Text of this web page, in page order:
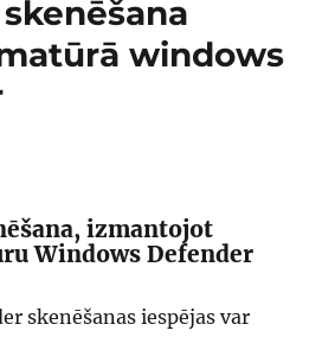
windows
izmantojot
Windows Defender
skenēšanas iespējas var